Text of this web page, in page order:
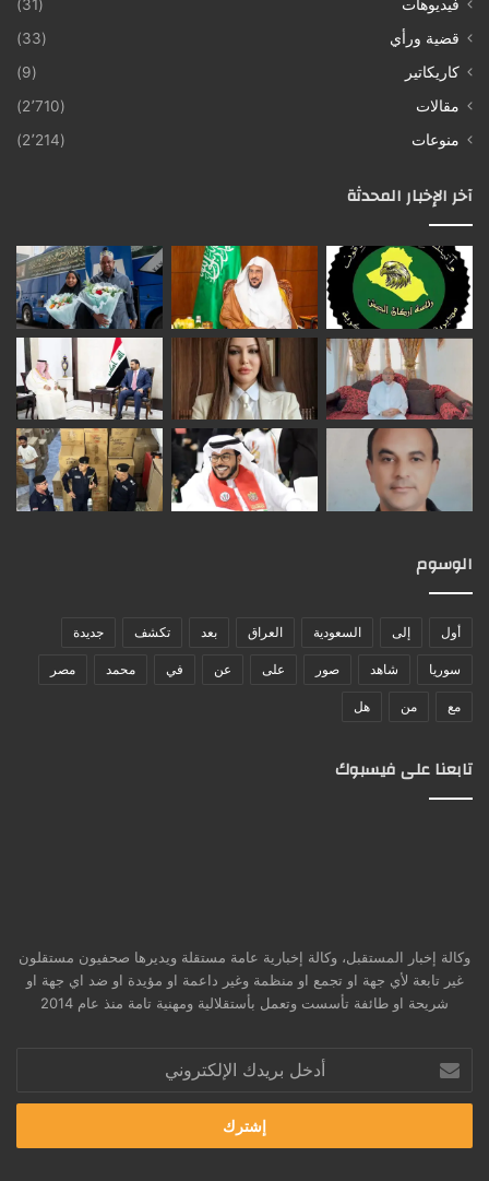
فيديوهات
(31)
قضية ورأي
(33)
كاريكاتير
(9)
مقالات
(2٬710)
منوعات
(2٬214)
آخر الإخبار المحدثة
الوسوم
أول إلى السعودية العراق بعد تكشف جديدة
سوريا شاهد صور على عن في محمد مصر
مع من هل
تابعنا على فيسبوك
وكالة إخبار المستقبل، وكالة إخبارية عامة مستقلة ويديرها صحفيون مستقلون
غير تابعة لأي جهة او تجمع او منظمة وغير داعمة او مؤيدة او ضد اي جهة او
شريحة او طائفة تأسست وتعمل بأستقلالية ومهنية تامة منذ عام 2014
بريدك
الإلكتروني